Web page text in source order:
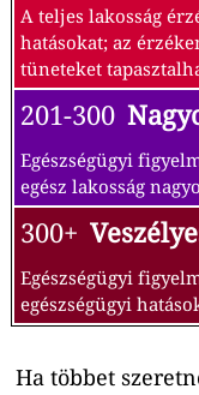
A teljes lakosság
hatásokat; az
tüneteket
201-300
Egészségügyi
egész lakosság
300+
Egészségügyi
egészségügyi
Ha többet